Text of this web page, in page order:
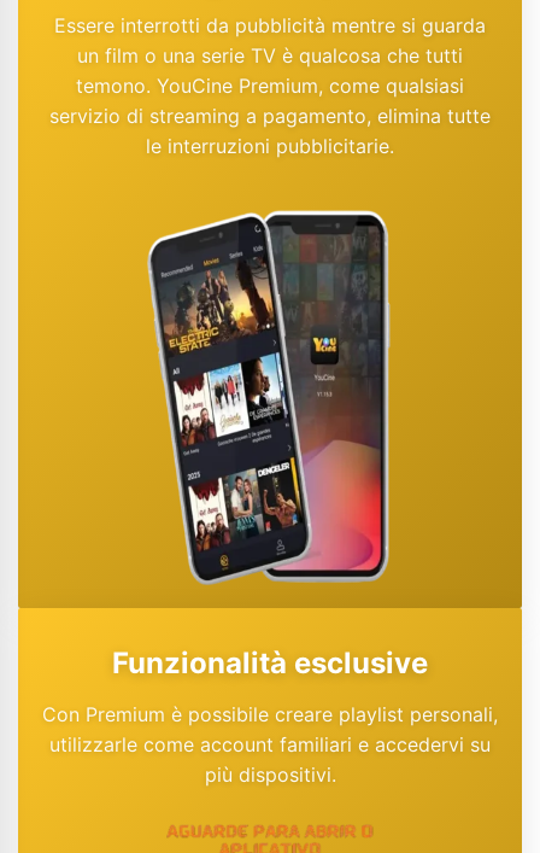
Essere interrotti da pubblicità mentre si guarda
un film o una serie TV è qualcosa che tutti
temono. YouCine Premium, come qualsiasi
servizio di streaming a pagamento, elimina tutte
le interruzioni pubblicitarie.
Funzionalità esclusive
Con Premium è possibile creare playlist personali,
utilizzarle come account familiari e accedervi su
più dispositivi.